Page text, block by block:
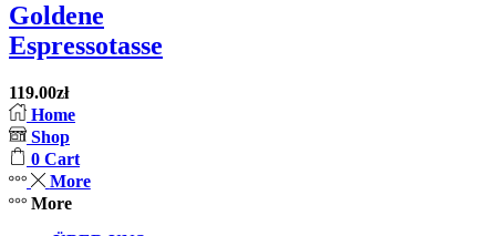
Goldene
Espressotasse
119.00zł
Home
Shop
0 Cart
More
More